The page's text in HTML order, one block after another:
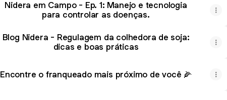
Nidera em Campo - Ep. 1: Manejo e tecnologia
para controlar as doenças.
Blog Nidera - Regulagem da colhedora de soja:
dicas e boas práticas
Encontre o franqueado mais próximo de você 🌽